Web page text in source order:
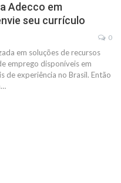
Adecco em
seu currículo
0
em soluções de recursos
emprego disponíveis em
de experiência no Brasil. Então